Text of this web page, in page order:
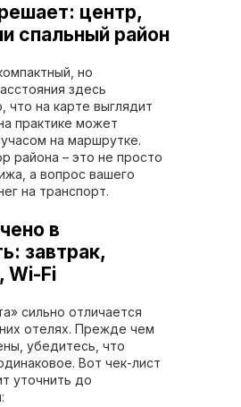
центр,
спальный район
но
здесь
что на карте выглядит
практике может
на маршрутке.
района – это не просто
а вопрос вашего
на транспорт.
в
завтрак,
Wi-Fi
сильно отличается
отелях. Прежде чем
убедитесь, что
Вот чек-лист
уточнить до